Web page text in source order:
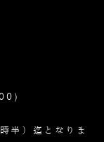
半）迄となりま